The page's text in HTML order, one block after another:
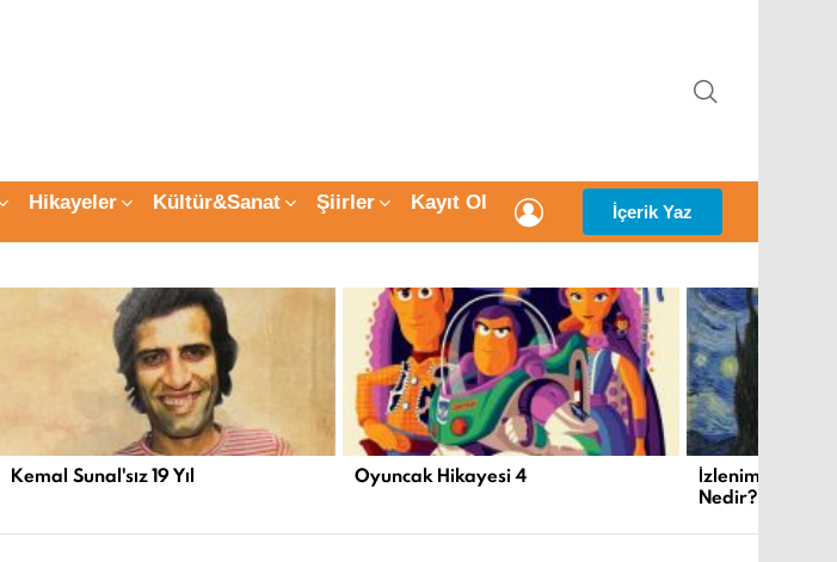
Hikayeler Kültür&Sanat Şiirler Kayıt Ol İçerik Yaz
Kemal Sunal'sız 19 Yıl Oyuncak Hikayesi 4
İzlenimcilik
Nedir?